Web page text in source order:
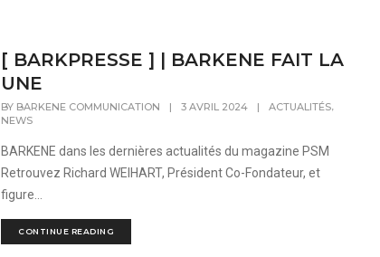
[ BARKPRESSE ] | BARKENE FAIT LA
UNE
BY BARKENE COMMUNICATION | 3 AVRIL 2024 | ACTUALITÉS,
NEWS
BARKENE dans les dernières actualités du magazine PSM
Retrouvez Richard WEIHART, Président Co-Fondateur, et
figure...
CONTINUE READING